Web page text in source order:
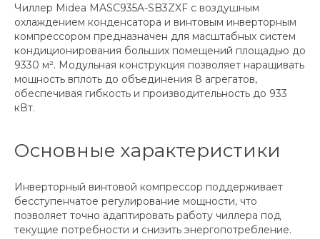
Чиллер Midea MASC935A-SB3ZXF с воздушным
охлаждением конденсатора и винтовым инверторным
компрессором предназначен для масштабных систем
кондиционирования больших помещений площадью до
9330 м². Модульная конструкция позволяет наращивать
мощность вплоть до объединения 8 агрегатов,
обеспечивая гибкость и производительность до 933
кВт.
Основные характеристики
Инверторный винтовой компрессор поддерживает
бесступенчатое регулирование мощности, что
позволяет точно адаптировать работу чиллера под
текущие потребности и снизить энергопотребление.